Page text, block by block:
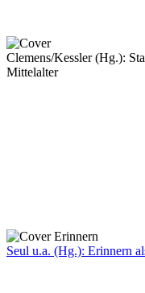
Clemens/Kessler (Hg.):
Mittelalter
Seul u.a. (Hg.): Erinnern